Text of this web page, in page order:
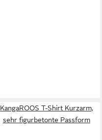
KangaROOS T-Shirt Kurzarm,
sehr figurbetonte Passform